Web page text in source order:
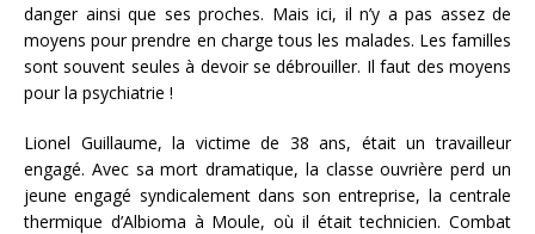
danger ainsi que ses proches. Mais ici, il n’y a pas assez de
moyens pour prendre en charge tous les malades. Les familles
sont souvent seules à devoir se débrouiller. Il faut des moyens
pour la psychiatrie !
Lionel Guillaume, la victime de 38 ans, était un travailleur
engagé. Avec sa mort dramatique, la classe ouvrière perd un
jeune engagé syndicalement dans son entreprise, la centrale
thermique d’Albioma à Moule, où il était technicien. Combat